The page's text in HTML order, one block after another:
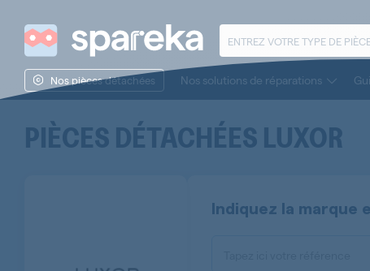
Nos pièces détachées Nos solutions de réparations
PIÈCES DÉTACHÉESLUXOR
Indiquez la